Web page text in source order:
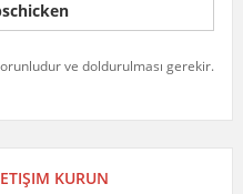
ve doldurulması gerekir.
KURUN